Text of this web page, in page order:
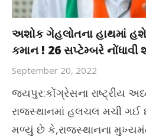
અશોક ગેહલોતના હાથમાં
કમાન ! 26 સપ્ટેમ્બરે નોંધાવી
September 20, 2022
જયપુર:કોંગ્રેસના રાષ્ટ્રીય
રાજસ્થાનમાં હલચલ મચી ગઈ
મળ્યું છે કે,રાજસ્થાનના